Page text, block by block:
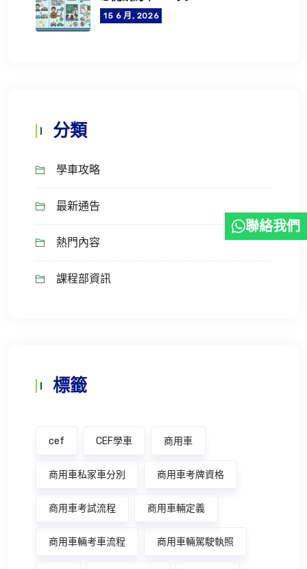
15 6 月, 2026
分類
學車攻略
最新通告
熱門內容
課程部資訊
標籤
cef CEF學車 商用車
商用車私家車分別 商用車考牌資格
商用車考試流程 商用車輛定義
商用車輛考車流程 商用車輛駕駛執照
聯絡我們